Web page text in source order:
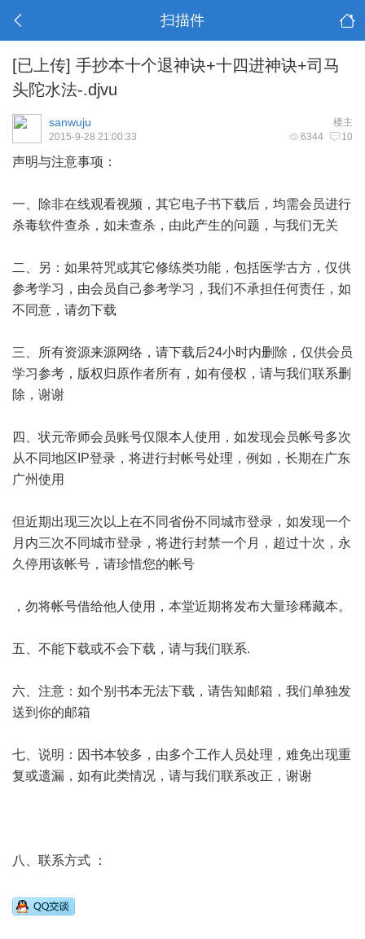
扫描件
[已上传] 手抄本十个退神诀+十四进神诀+司马
头陀水法-.djvu
楼主
sanwuju
6344 10
2015-9-28 21:00:33
声明与注意事项：
一、除非在线观看视频，其它电子书下载后，均需会员进行
杀毒软件查杀，如未查杀，由此产生的问题，与我们无关
二、另：如果符咒或其它修练类功能，包括医学古方，仅供
参考学习，由会员自己参考学习，我们不承担任何责任，如
不同意，请勿下载
三、所有资源来源网络，请下载后24小时内删除，仅供会员
学习参考，版权归原作者所有，如有侵权，请与我们联系删
除，谢谢
四、状元帝师会员账号仅限本人使用，如发现会员帐号多次
从不同地区IP登录，将进行封帐号处理，例如，长期在广东
广州使用
但近期出现三次以上在不同省份不同城市登录，如发现一个
月内三次不同城市登录，将进行封禁一个月，超过十次，永
久停用该帐号，请珍惜您的帐号
，勿将帐号借给他人使用，本堂近期将发布大量珍稀藏本。
五、不能下载或不会下载，请与我们联系.
六、注意：如个别书本无法下载，请告知邮箱，我们单独发
送到你的邮箱
七、说明：因书本较多，由多个工作人员处理，难免出现重
复或遗漏，如有此类情况，请与我们联系改正，谢谢
八、联系方式 ：